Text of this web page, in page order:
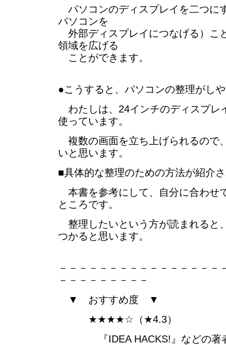
パソコンのディスプレイを二つに
パソコンを
外部ディスプレイにつなげる）こ
領域を広げる
ことができます。
●こうすると、パソコンの整理がし
わたしは、24インチのディスプレ
使っています。
複数の画面を立ち上げられるので
いと思います。
■具体的な整理のための方法が紹介
本書を参考にして、自分に合わせ
ところです。
整理したいという方が読まれると
つかると思います。
－－－－－－－－－－－－－－－－
－－－－－－－－－
▼ おすすめ度 ▼
★★★★☆（★4.3）
『IDEA HACKS!』などの著者